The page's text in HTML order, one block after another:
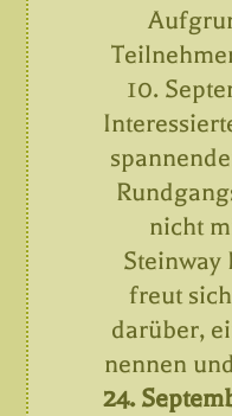
10.
nicht
Steinway
freut
darüber,
nennen
24.